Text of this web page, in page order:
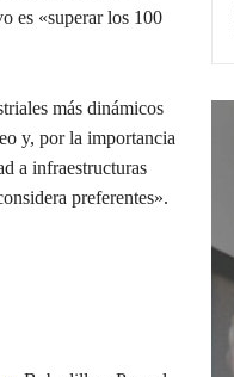
es «superar los 100
más dinámicos
y, por la importancia
a infraestructuras
preferentes».